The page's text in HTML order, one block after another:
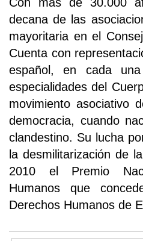
decana de las
mayoritaria en el
Cuenta con
español, en cada
especialidades del
movimiento asociativo
democracia, cuando
clandestino. Su lucha
la desmilitarización de
2010 el Premio
Humanos que
Derechos Humanos de